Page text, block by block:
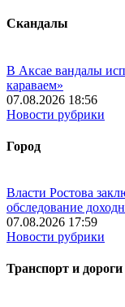
Скандалы
В Аксае вандалы
караваем»
07.08.2026 18:56
Новости рубрики
Город
Власти Ростова
обследование
07.08.2026 17:59
Новости рубрики
Транспорт и дороги